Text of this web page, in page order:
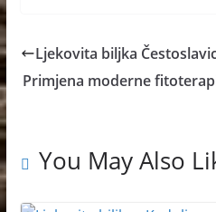
Ljekovita biljka
Primjena moderne
You May Also